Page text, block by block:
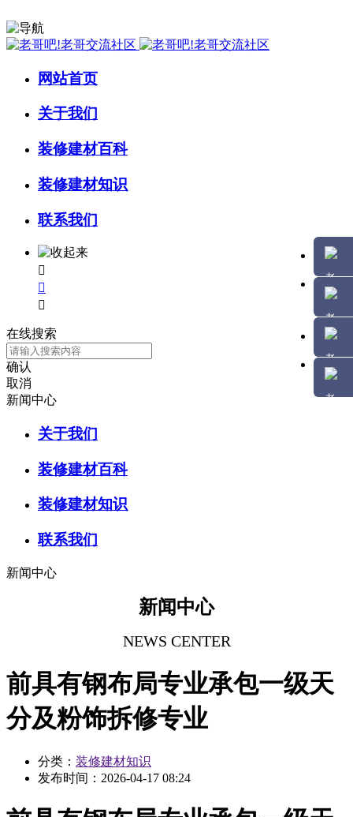
网站首页
关于我们
装修建材百科
装修建材知识
联系我们



在线搜索
确认
取消
新闻中心
关于我们
装修建材百科
装修建材知识
联系我们
新闻中心
新闻中心
NEWS CENTER
前具有钢布局专业承包一级天
分及粉饰拆修专业
分类： 装修建材知识
发布时间： 2026-04-17 08:24